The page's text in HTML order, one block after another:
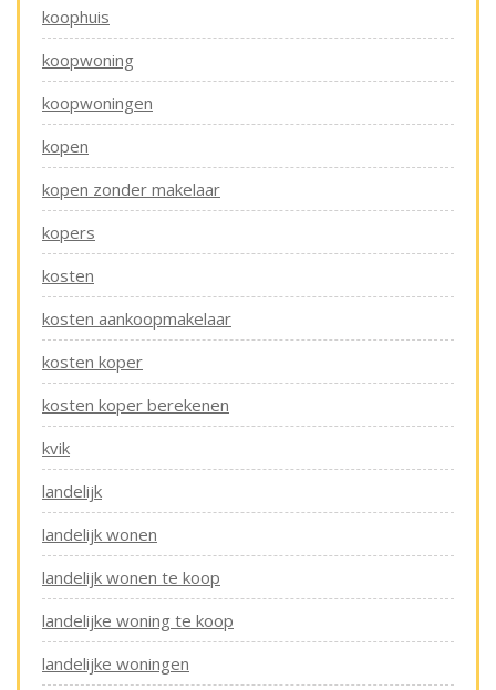
koophuis
koopwoning
koopwoningen
kopen
kopen zonder makelaar
kopers
kosten
kosten aankoopmakelaar
kosten koper
kosten koper berekenen
kvik
landelijk
landelijk wonen
landelijk wonen te koop
landelijke woning te koop
landelijke woningen